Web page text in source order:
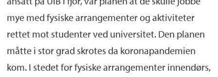
energiomstilling, Marin forskning, Globale
samfunnsutfordringer, samt SDG Bergen.
mye med fysiske arrangementer og aktiviteter
rettet mot studenter ved universitet. Den planen
måtte i stor grad skrotes da koronapandemien
kom. I stedet for fysiske arrangementer innendørs,